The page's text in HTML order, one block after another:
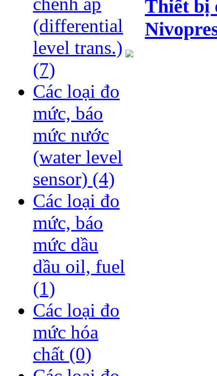
(differential
level trans.)
(7)
Các loại đo
mức, báo
mức nước
(water level
sensor) (4)
Các loại đo
mức, báo
mức dầu
dầu oil, fuel
(1)
Các loại đo
mức hóa
chất (0)
Thiết bị